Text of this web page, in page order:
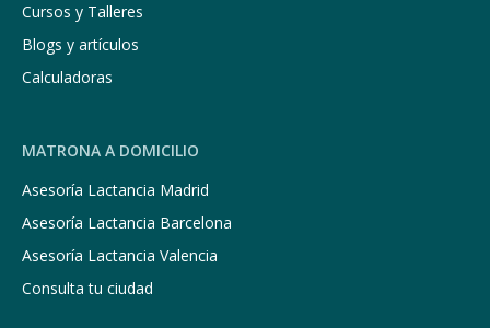
Cursos y Talleres
Blogs y artículos
Calculadoras
MATRONA A DOMICILIO
Asesoría Lactancia Madrid
Asesoría Lactancia Barcelona
Asesoría Lactancia Valencia
Consulta tu ciudad